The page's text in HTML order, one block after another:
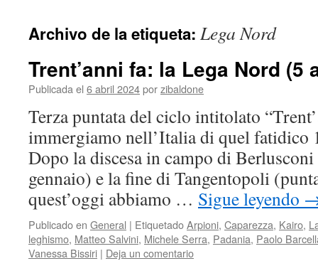
Archivo de la etiqueta: Lega Nord
Trent’anni fa: la Lega Nord (5
Publicada el 6 abril 2024porzibaldone
Terza puntata del ciclo intitolato
immergiamo nell’Italia di quel fatidico
Dopo la discesa in campo di
gennaio) e la fine di Tangentopoli
quest’oggi abbiamo … Sigue leyendo
Publicado en General | EtiquetadoArpioni, Caparezza, Kairo,
leghismo, Matteo Salvini, Michele Serra, Padania, Paolo
Vanessa Bissiri | Deja un comentario